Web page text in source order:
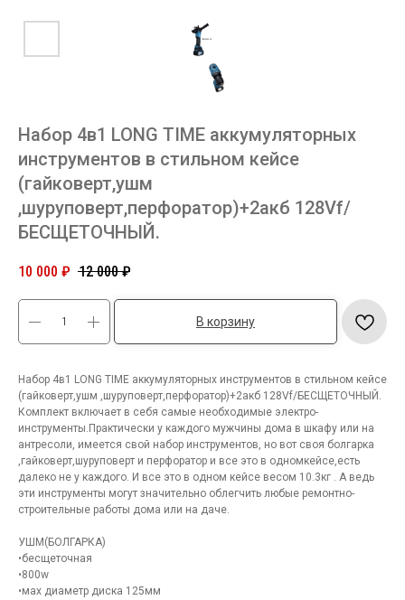
Набор 4в1 LONG TIME аккумуляторных
инструментов в стильном кейсе
(гайковерт,ушм
,шуруповерт,перфоратор)+2акб 128Vf/
БЕСЩЕТОЧНЫЙ.
10 000 ₽ 12 000 ₽
В корзину
Набор 4в1 LONG TIME аккумуляторных инструментов в стильном кейсе
(гайковерт,ушм ,шуруповерт,перфоратор)+2акб 128Vf/БЕСЩЕТОЧНЫЙ.
Комплект включает в себя самые необходимые электро-
инструменты.Практически у каждого мужчины дома в шкафу или на
антресоли, имеется свой набор инструментов, но вот своя болгарка
,гайковерт,шуруповерт и перфоратор и все это в одномкейсе,есть
далеко не у каждого. И все это в одном кейсе весом 10.3кг . А ведь
эти инструменты могут значительно облегчить любые ремонтно-
строительные работы дома или на даче.
УШМ(БОЛГАРКА)
•бесщеточная
•800w
•мах диаметр диска 125мм